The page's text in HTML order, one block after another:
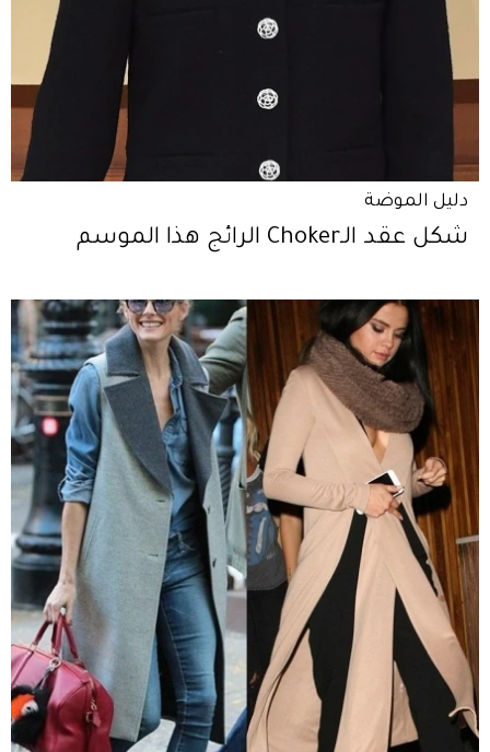
دليل الموضة
شكل عقد الـChoker الرائج هذا الموسم